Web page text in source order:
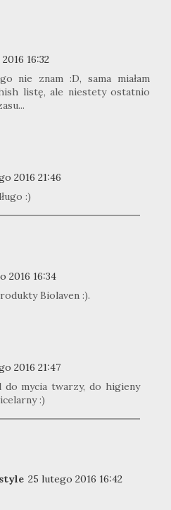
16:32
nie znam :D, sama miałam
listę, ale niestety ostatnio
2016 21:46
:)
2016 16:34
Biolaven :).
2016 21:47
do mycia twarzy, do higieny
:)
25 lutego 2016 16:42